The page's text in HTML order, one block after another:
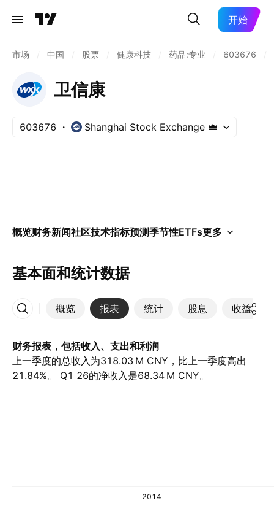
开始
市场 中国 股票 健康科技 药品:专业 603676
卫信康
603676 Shanghai Stock Exchange
概览财务新闻社区技术指标预测季节性ETFs更多
基本面和统计数据
概览 报表 统计 股息 收益
更多
财务报表，包括收入、支出和利润
上一季度的总收入为‪318.03 M‬ CNY，比上一季度高出
21.84%。 Q1 26的净收入是‪68.34 M‬ CNY。
2014